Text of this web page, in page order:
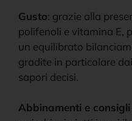
Gusto: grazie alla
polifenoli e vitamina E,
un equilibrato
gradite in particolare
sapori decisi.
Abbinamenti e consigli